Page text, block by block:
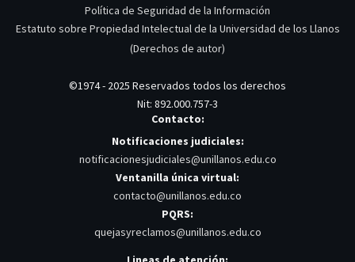
Política de Seguridad de la Información
Estatuto sobre Propiedad Intelectual de la Universidad de los Llanos
(Derechos de autor)
©1974 - 2025 Reservados todos los derechos
Nit: 892.000.757-3
Contacto:
Notificaciones judiciales:
notificacionesjudiciales@unillanos.edu.co
Ventanilla única virtual:
contacto@unillanos.edu.co
PQRS:
quejasyreclamos@unillanos.edu.co